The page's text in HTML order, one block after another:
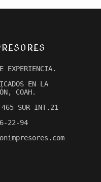
EXPERIENCIA.
EN LA
COAH.
465 SUR INT.21
22-94